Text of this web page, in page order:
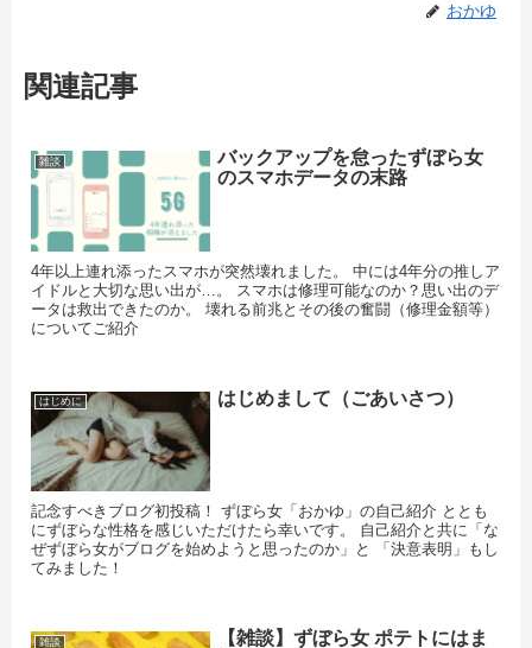
おかゆ
関連記事
雑談
バックアップを怠ったずぼら女
のスマホデータの末路
4年以上連れ添ったスマホが突然壊れました。 中には4年分の推しア
イドルと大切な思い出が…。 スマホは修理可能なのか？思い出のデ
ータは救出できたのか。 壊れる前兆とその後の奮闘（修理金額等）
についてご紹介
はじめに はじめまして（ごあいさつ）
記念すべきブログ初投稿！ ずぼら女「おかゆ」の自己紹介 ととも
にずぼらな性格を感じいただけたら幸いです。 自己紹介と共に「な
ぜずぼら女がブログを始めようと思ったのか」と 「決意表明」もし
てみました！
雑談
【雑談】ずぼら女 ポテトにはま